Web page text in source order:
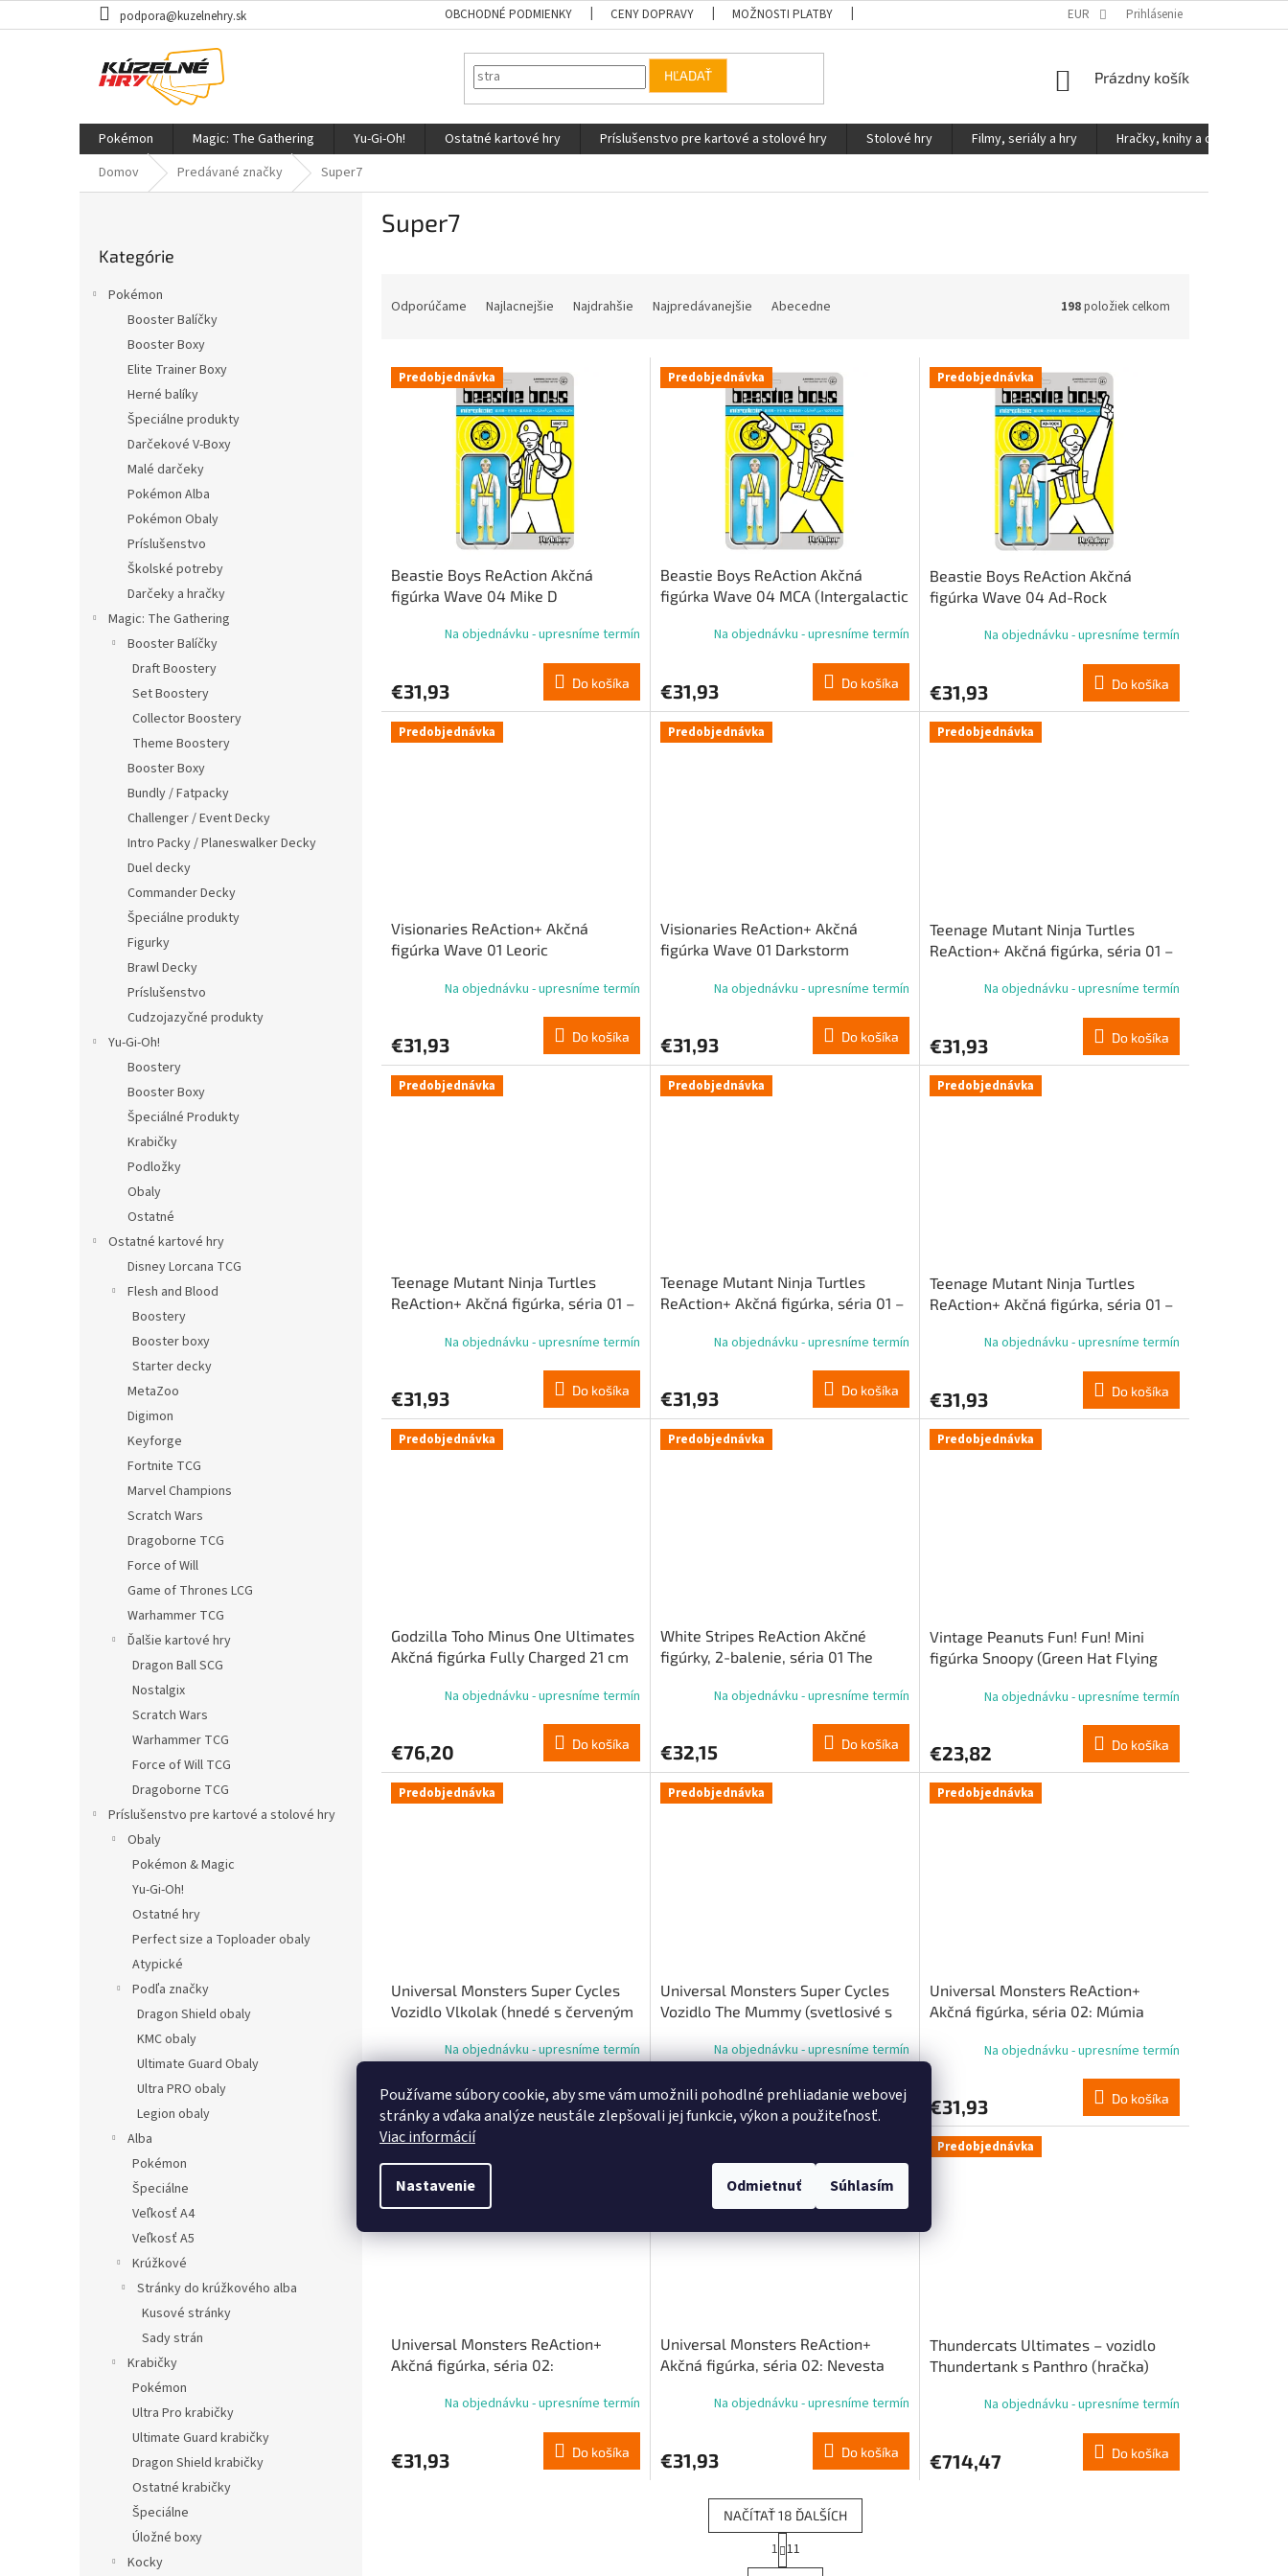
Používame súbory cookie, aby sme vám umožnili pohodlné prehliadanie webovej
stránky a vďaka analýze neustále zlepšovali jej funkcie, výkon a použiteľnosť.
Viac informácií
Nastavenie Odmietnuť Súhlasím
na
podpora@kuzelnehry.sk OBCHODNÉ PODMIENKY CENY DOPRAVY MOŽNOSTI PLATBY PODMIENKY OCHRANY OSOBNÝCH ÚDAJOV
EUR Prihlásenie
HĽADAŤ
NÁKUPNÝ
Prázdny košík
Pokémon Magic: The Gathering Yu-Gi-Oh! Ostatné kartové hry Príslušenstvo pre kartové a stolové hry Stolové hry Filmy, seriály a hry
Hračky, knihy a ostatné
Domov
Predávané značky Super7
kategórie
Kategórie
Pokémon
Booster Balíčky
Booster Boxy
Elite Trainer Boxy
Herné balíky
Špeciálne produkty
Darčekové V-Boxy
Malé darčeky
Pokémon Alba
Pokémon Obaly
Príslušenstvo
Školské potreby
Darčeky a hračky
Magic: The Gathering
Booster Balíčky
Draft Boostery
Set Boostery
Collector Boostery
Theme Boostery
Booster Boxy
Bundly / Fatpacky
Challenger / Event Decky
Intro Packy / Planeswalker Decky
Duel decky
Commander Decky
Špeciálne produkty
Figurky
Brawl Decky
Príslušenstvo
Cudzojazyčné produkty
Yu-Gi-Oh!
Boostery
Booster Boxy
Špeciálné Produkty
Krabičky
Podložky
Obaly
Ostatné
Ostatné kartové hry
Disney Lorcana TCG
Flesh and Blood
Boostery
Booster boxy
Starter decky
MetaZoo
Digimon
Keyforge
Fortnite TCG
Marvel Champions
Scratch Wars
Dragoborne TCG
Force of Will
Game of Thrones LCG
Warhammer TCG
Ďalšie kartové hry
Dragon Ball SCG
Nostalgix
Scratch Wars
Warhammer TCG
Force of Will TCG
Dragoborne TCG
Príslušenstvo pre kartové a stolové hry
Obaly
Pokémon & Magic
Yu-Gi-Oh!
Ostatné hry
Perfect size a Toploader obaly
Atypické
Podľa značky
Dragon Shield obaly
KMC obaly
Ultimate Guard Obaly
Ultra PRO obaly
Legion obaly
Alba
Pokémon
Špeciálne
Veľkosť A4
Veľkosť A5
Krúžkové
Stránky do krúžkového alba
Kusové stránky
Sady strán
Krabičky
Pokémon
Ultra Pro krabičky
Ultimate Guard krabičky
Dragon Shield krabičky
Ostatné krabičky
Špeciálne
Úložné boxy
Kocky
Super7
n
Odporúčame Najlacnejšie Najdrahšie Najpredávanejšie Abecedne 198položiek celkom
V Predobjednávka
Beastie Boys ReAction Akčná
figúrka Wave 04 Mike D
Na objednávku - upresníme termín
€31,93 Do košíka
Predobjednávka
Beastie Boys ReAction Akčná
figúrka Wave 04 MCA (Intergalactic
Na objednávku - upresníme termín
€31,93 Do košíka
Predobjednávka
Beastie Boys ReAction Akčná
figúrka Wave 04 Ad-Rock
Na objednávku - upresníme termín
€31,93 Do košíka
Predobjednávka
Visionaries ReAction+ Akčná
figúrka Wave 01 Leoric
Na objednávku - upresníme termín
€31,93 Do košíka
Predobjednávka
Visionaries ReAction+ Akčná
figúrka Wave 01 Darkstorm
Na objednávku - upresníme termín
€31,93 Do košíka
Predobjednávka
Teenage Mutant Ninja Turtles
ReAction+ Akčná figúrka, séria 01 –
Na objednávku - upresníme termín
€31,93 Do košíka
Predobjednávka
Teenage Mutant Ninja Turtles
ReAction+ Akčná figúrka, séria 01 –
Na objednávku - upresníme termín
€31,93 Do košíka
Predobjednávka
Teenage Mutant Ninja Turtles
ReAction+ Akčná figúrka, séria 01 –
Na objednávku - upresníme termín
€31,93 Do košíka
Predobjednávka
Teenage Mutant Ninja Turtles
ReAction+ Akčná figúrka, séria 01 –
Na objednávku - upresníme termín
€31,93 Do košíka
Predobjednávka
Godzilla Toho Minus One Ultimates
Akčná figúrka Fully Charged 21 cm
Na objednávku - upresníme termín
€76,20 Do košíka
Predobjednávka
White Stripes ReAction Akčné
figúrky, 2-balenie, séria 01 The
Satan), 10 cmNa objednávku - upresníme termín
€32,15 Do košíka
Predobjednávka
Vintage Peanuts Fun! Fun! Mini
figúrka Snoopy (Green Hat Flying
Na objednávku - upresníme termín
€23,82 Do košíka
Predobjednávka
Universal Monsters Super Cycles
Vozidlo Vlkolak (hnedé s červeným
Na objednávku - upresníme termín
€77,41 Do košíka
Predobjednávka
Universal Monsters Super Cycles
Vozidlo The Mummy (svetlosivé s
Na objednávku - upresníme termín
€77,41 Do košíka
Predobjednávka
Universal Monsters ReAction+
Akčná figúrka, séria 02: Múmia
Na objednávku - upresníme termín
€31,93 Do košíka
Predobjednávka
Universal Monsters ReAction+
Akčná figúrka, séria 02:
Na objednávku - upresníme termín
€31,93 Do košíka
Universal Monsters ReAction+
Akčná figúrka, séria 02: Nevesta
Na objednávku - upresníme termín
€31,93 Do košíka
Predobjednávka
Thundercats Ultimates – vozidlo
Thundertank s Panthro (hračka)
Na objednávku - upresníme termín
€714,47 Do košíka
O
NAČÍTAŤ 18 ĎALŠÍCH
S
t
r
1 11